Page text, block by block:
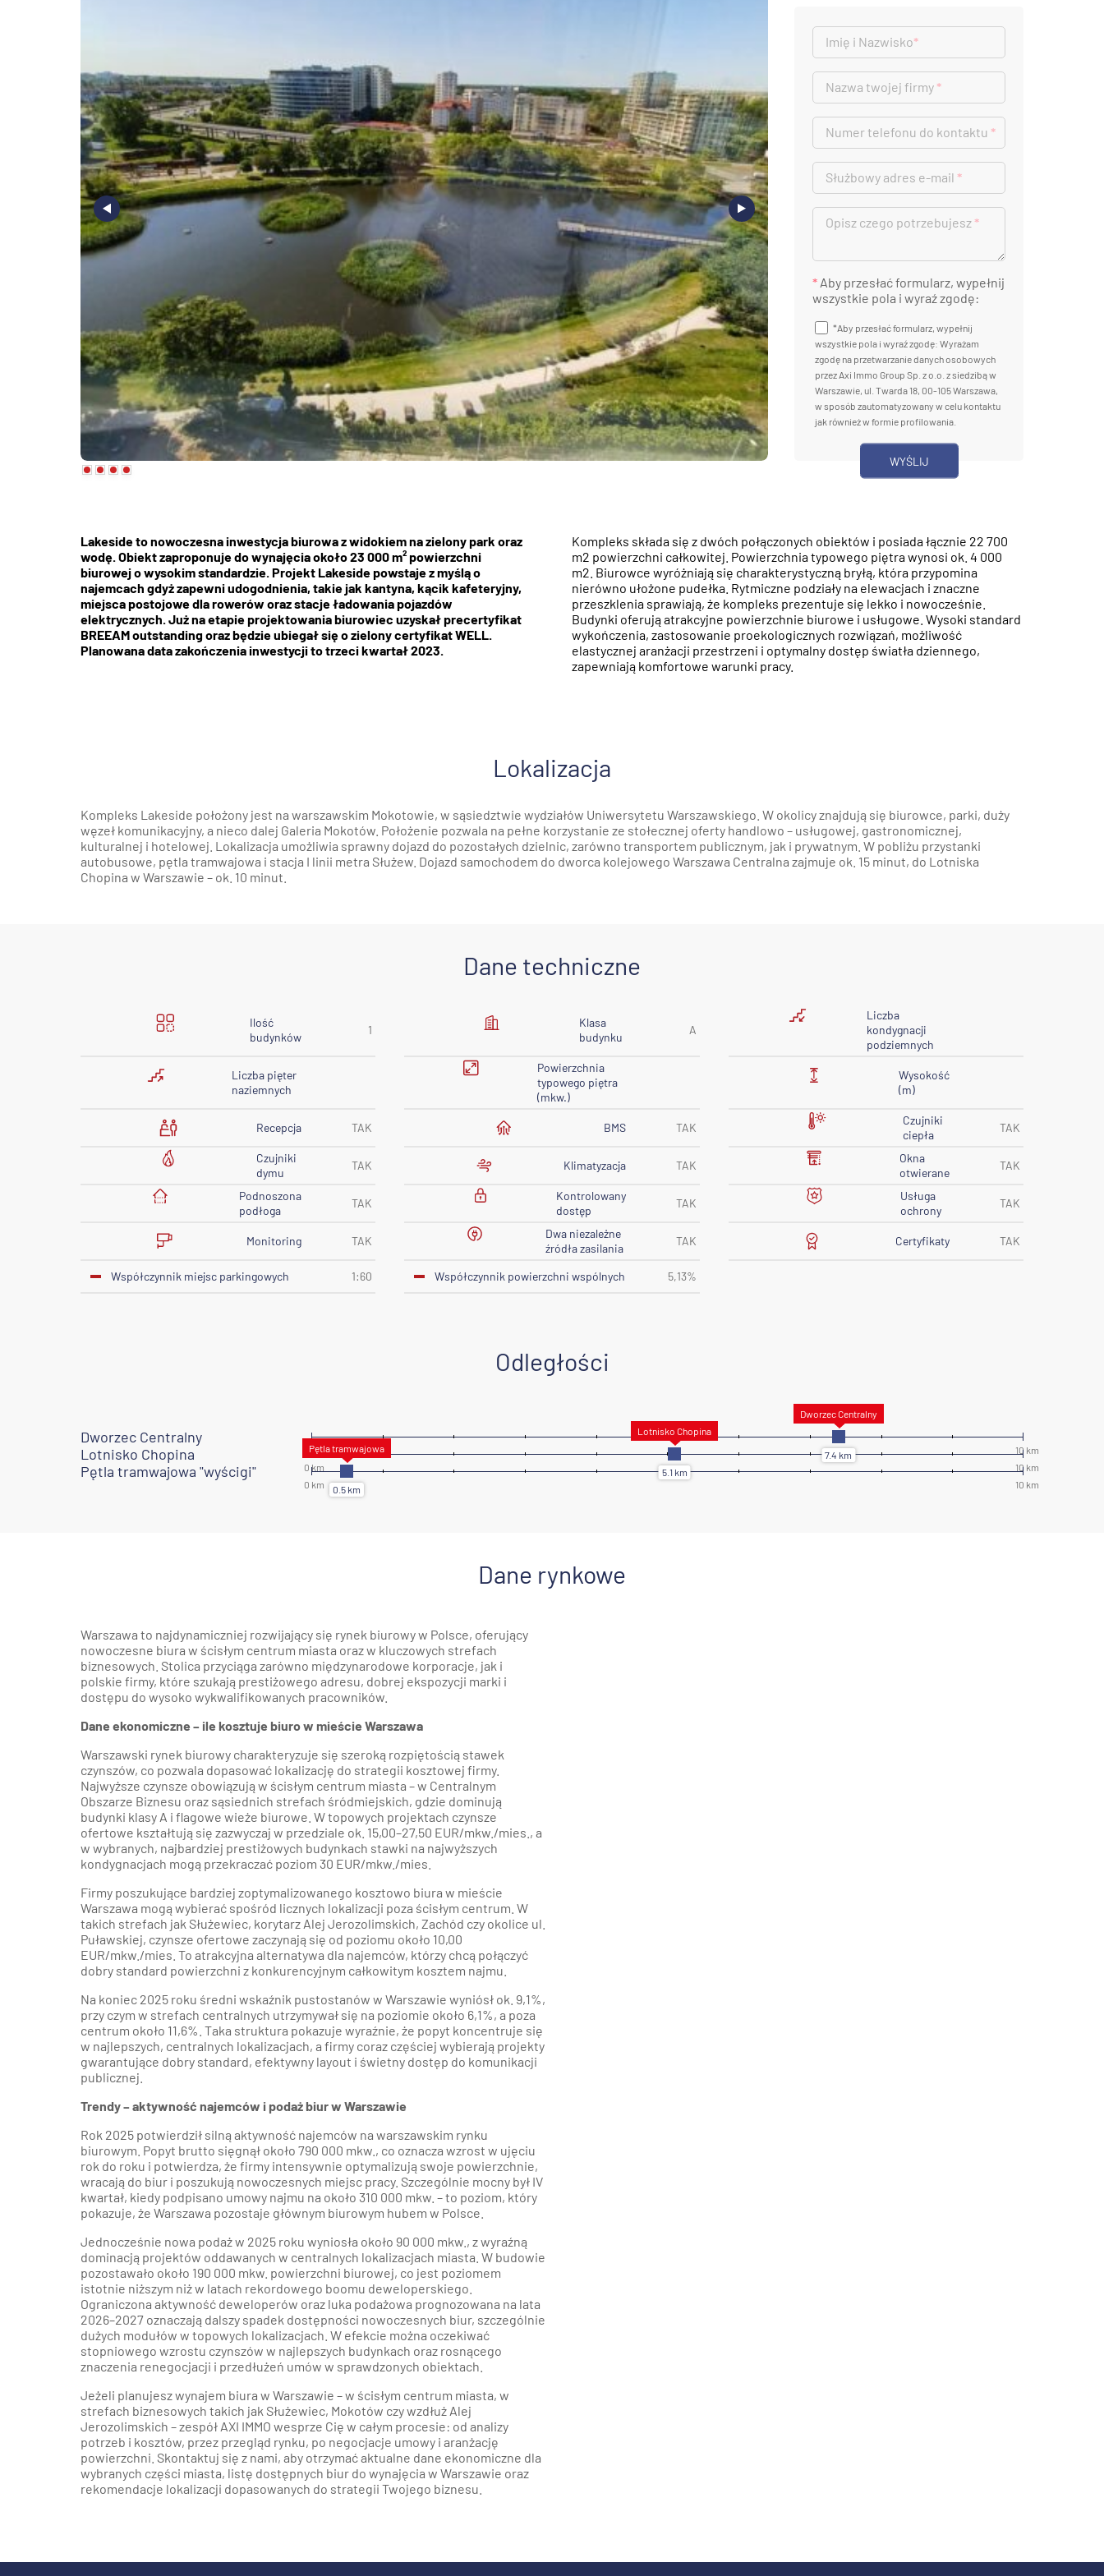
magazynów, hal
logistycznych i
produkcyjnych
AXI IMMO
Kraków i okolice
Gdańsk i okolice
Szczecin i okolice
Imię i Nazwisko*
Nazwa twojej firmy*
Numer telefonu do kontaktu *
Służbowy adres e-mail *
Opisz czego potrzebujesz*
* Aby przesłać formularz, wypełnij
wszystkie pola i wyraź zgodę:
*Aby przesłać formularz, wypełnij
wszystkie pola i wyraź zgodę: Wyrażam
zgodę na przetwarzanie danych osobowych
przez Axi Immo Group Sp. z o.o. z siedzibą w
Warszawie, ul. Twarda 18, 00-105 Warszawa,
w sposób zautomatyzowany w celu kontaktu
jak również w formie profilowania.
Lakeside to nowoczesna inwestycja biurowa z widokiem na zielony park oraz
wodę. Obiekt zaproponuje do wynajęcia około 23 000 m² powierzchni
biurowej o wysokim standardzie. Projekt Lakeside powstaje z myślą o
najemcach gdyż zapewni udogodnienia, takie jak kantyna, kącik kafeteryjny,
miejsca postojowe dla rowerów oraz stacje ładowania pojazdów
elektrycznych. Już na etapie projektowania biurowiec uzyskał precertyfikat
BREEAM outstanding oraz będzie ubiegał się o zielony certyfikat WELL.
Planowana data zakończenia inwestycji to trzeci kwartał 2023.
Kompleks składa się z dwóch połączonych obiektów i posiada łącznie 22 700
m2 powierzchni całkowitej. Powierzchnia typowego piętra wynosi ok. 4 000
m2. Biurowce wyróżniają się charakterystyczną bryłą, która przypomina
nierówno ułożone pudełka. Rytmiczne podziały na elewacjach i znaczne
przeszklenia sprawiają, że kompleks prezentuje się lekko i nowocześnie.
Budynki oferują atrakcyjne powierzchnie biurowe i usługowe. Wysoki standard
wykończenia, zastosowanie proekologicznych rozwiązań, możliwość
elastycznej aranżacji przestrzeni i optymalny dostęp światła dziennego,
zapewniają komfortowe warunki pracy.
Lokalizacja
Kompleks Lakeside położony jest na warszawskim Mokotowie, w sąsiedztwie wydziałów Uniwersytetu Warszawskiego. W okolicy znajdują się biurowce, parki, duży
węzeł komunikacyjny, a nieco dalej Galeria Mokotów. Położenie pozwala na pełne korzystanie ze stołecznej oferty handlowo – usługowej, gastronomicznej,
kulturalnej i hotelowej. Lokalizacja umożliwia sprawny dojazd do pozostałych dzielnic, zarówno transportem publicznym, jak i prywatnym. W pobliżu przystanki
autobusowe, pętla tramwajowa i stacja I linii metra Służew. Dojazd samochodem do dworca kolejowego Warszawa Centralna zajmuje ok. 15 minut, do Lotniska
Chopina w Warszawie – ok. 10 minut.
Dane techniczne
Ilość
budynków
1
Klasa
budynku
A
Liczba
kondygnacji
podziemnych
Liczba pięter
naziemnych
Powierzchnia
typowego piętra
(mkw.)
Wysokość
(m)
Recepcja TAK BMS TAK
Czujniki
ciepła
TAK
Czujniki
dymu
TAK Klimatyzacja TAK
Okna
otwierane
TAK
Podnoszona
podłoga
TAK
Kontrolowany
dostęp
TAK
Usługa
ochrony
TAK
Monitoring TAK
Dwa niezależne
źródła zasilania
TAK Certyfikaty TAK
Współczynnik miejsc parkingowych 1:60 Współczynnik powierzchni wspólnych 5,13%
Odległości
Dworzec Centralny
Lotnisko Chopina
Pętla tramwajowa "wyścigi"
Dane rynkowe
Warszawa to najdynamiczniej rozwijający się rynek biurowy w Polsce, oferujący
nowoczesne biura w ścisłym centrum miasta oraz w kluczowych strefach
biznesowych. Stolica przyciąga zarówno międzynarodowe korporacje, jak i
polskie firmy, które szukają prestiżowego adresu, dobrej ekspozycji marki i
dostępu do wysoko wykwalifikowanych pracowników.
Dane ekonomiczne – ile kosztuje biuro w mieście Warszawa
Warszawski rynek biurowy charakteryzuje się szeroką rozpiętością stawek
czynszów, co pozwala dopasować lokalizację do strategii kosztowej firmy.
Najwyższe czynsze obowiązują w ścisłym centrum miasta – w Centralnym
Obszarze Biznesu oraz sąsiednich strefach śródmiejskich, gdzie dominują
budynki klasy A i flagowe wieże biurowe. W topowych projektach czynsze
ofertowe kształtują się zazwyczaj w przedziale ok. 15,00–27,50 EUR/mkw./mies., a
w wybranych, najbardziej prestiżowych budynkach stawki na najwyższych
kondygnacjach mogą przekraczać poziom 30 EUR/mkw./mies.
Firmy poszukujące bardziej zoptymalizowanego kosztowo biura w mieście
Warszawa mogą wybierać spośród licznych lokalizacji poza ścisłym centrum. W
takich strefach jak Służewiec, korytarz Alej Jerozolimskich, Zachód czy okolice ul.
Puławskiej, czynsze ofertowe zaczynają się od poziomu około 10,00
EUR/mkw./mies. To atrakcyjna alternatywa dla najemców, którzy chcą połączyć
dobry standard powierzchni z konkurencyjnym całkowitym kosztem najmu.
Na koniec 2025 roku średni wskaźnik pustostanów w Warszawie wyniósł ok. 9,1%,
przy czym w strefach centralnych utrzymywał się na poziomie około 6,1%, a poza
centrum około 11,6%. Taka struktura pokazuje wyraźnie, że popyt koncentruje się
w najlepszych, centralnych lokalizacjach, a firmy coraz częściej wybierają projekty
gwarantujące dobry standard, efektywny layout i świetny dostęp do komunikacji
publicznej.
Trendy – aktywność najemców i podaż biur w Warszawie
Rok 2025 potwierdził silną aktywność najemców na warszawskim rynku
biurowym. Popyt brutto sięgnął około 790 000 mkw., co oznacza wzrost w ujęciu
rok do roku i potwierdza, że firmy intensywnie optymalizują swoje powierzchnie,
wracają do biur i poszukują nowoczesnych miejsc pracy. Szczególnie mocny był IV
kwartał, kiedy podpisano umowy najmu na około 310 000 mkw. – to poziom, który
pokazuje, że Warszawa pozostaje głównym biurowym hubem w Polsce.
Jednocześnie nowa podaż w 2025 roku wyniosła około 90 000 mkw., z wyraźną
dominacją projektów oddawanych w centralnych lokalizacjach miasta. W budowie
pozostawało około 190 000 mkw. powierzchni biurowej, co jest poziomem
istotnie niższym niż w latach rekordowego boomu deweloperskiego.
Ograniczona aktywność deweloperów oraz luka podażowa prognozowana na lata
2026–2027 oznaczają dalszy spadek dostępności nowoczesnych biur, szczególnie
dużych modułów w topowych lokalizacjach. W efekcie można oczekiwać
stopniowego wzrostu czynszów w najlepszych budynkach oraz rosnącego
znaczenia renegocjacji i przedłużeń umów w sprawdzonych obiektach.
Jeżeli planujesz wynajem biura w Warszawie – w ścisłym centrum miasta, w
strefach biznesowych takich jak Służewiec, Mokotów czy wzdłuż Alej
Jerozolimskich – zespół AXI IMMO wesprze Cię w całym procesie: od analizy
potrzeb i kosztów, przez przegląd rynku, po negocjacje umowy i aranżację
powierzchni. Skontaktuj się z nami, aby otrzymać aktualne dane ekonomiczne dla
wybranych części miasta, listę dostępnych biur do wynajęcia w Warszawie oraz
rekomendacje lokalizacji dopasowanych do strategii Twojego biznesu.